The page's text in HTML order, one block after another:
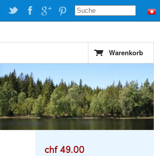
Warenkorb
chf 49.00